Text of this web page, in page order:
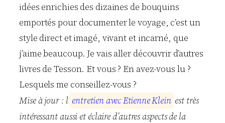
idées enrichies des dizaines de bouquins
emportés pour documenter le voyage, c’est un
style direct et imagé, vivant et incarné, que
j’aime beaucoup. Je vais aller découvrir d’autres
livres de Tesson. Et vous ? En avez-vous lu ?
Lesquels me conseillez-vous ?
Mise à jour : l’ entretienavecEtienneKlein est très
intéressant aussi et éclaire d’autres aspects de la